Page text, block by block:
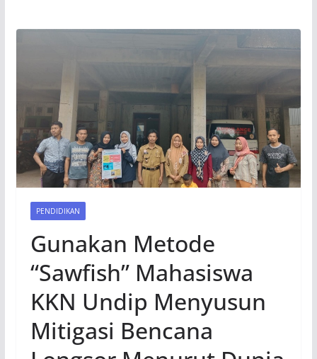
PENDIDIKAN
Gunakan Metode
“Sawfish” Mahasiswa
KKN Undip Menyusun
Mitigasi Bencana